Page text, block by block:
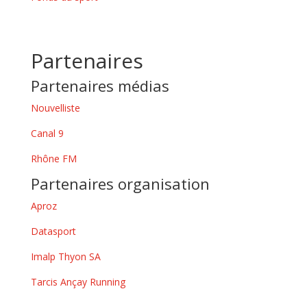
Partenaires
Partenaires médias
Nouvelliste
Canal 9
Rhône FM
Partenaires organisation
Aproz
Datasport
Imalp Thyon SA
Tarcis Ançay Running